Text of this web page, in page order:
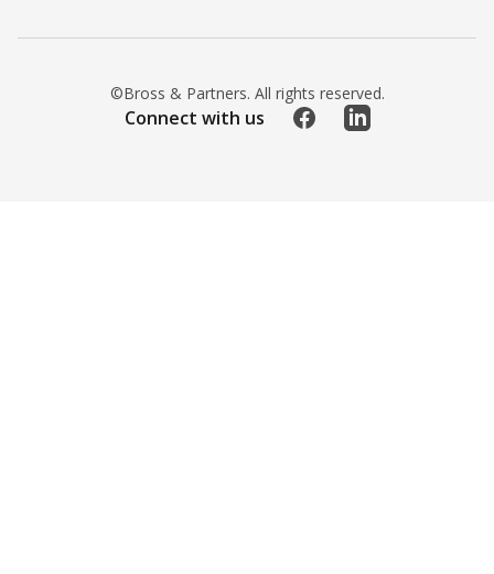
©Bross & Partners. All rights reserved.
Connect with us FacebookLinkedIn